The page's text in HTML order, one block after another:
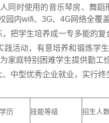
同时使用的音乐琴房、舞
园内wifi、3G、4G网络全覆盖
把学生培养成一专多能的复
活动，有意培养和锻炼学
家庭特别困难学生提供勤工
中型优秀企业就业，实行终
学历 技能等级 招生人